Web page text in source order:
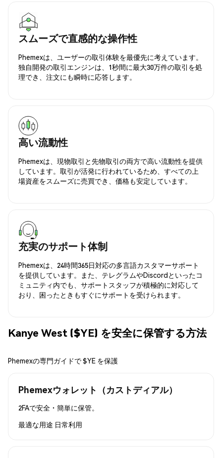
スムーズで直感的な操作性
Phemexは、ユーザーの取引体験を最優先に考えています。
独自開発の取引エンジンは、1秒間に最大30万件の取引を処
理でき、注文にも瞬時に応答します。
高い流動性
Phemexは、現物取引と先物取引の両方で高い流動性を提供
しています。取引が活発に行われているため、すべての上
場資産をスムーズに売買でき、価格も安定しています。
充実のサポート体制
Phemexは、24時間365日対応の多言語カスタマーサポート
を提供しています。また、テレグラムやDiscordといったコ
ミュニティ内でも、サポートスタッフが積極的に対応して
おり、困ったときもすぐにサポートを受けられます。
Kanye West ($YE) を安全に保管する方法
Phemexの専門ガイドで $YE を保護
Phemexウォレット（カストディアル）
2FAで安全・簡単に保管。
最適な用途 日常利用